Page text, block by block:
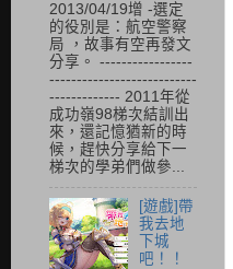
2013/04/19增 -選定
的役別是：航空警察
局 ，故事有空再發文
分享。 -----------------
---------------------------
------------- 2011年從
成功嶺98梯次結訓出
來，還記憶猶新的時
候，趕快分享給下一
梯次的學弟們做參...
[遊戲]帶
我去地
下城
吧！！